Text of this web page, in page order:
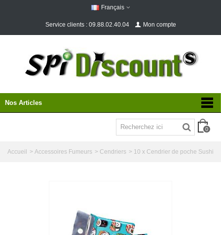
Français
Service clients : 09.88.02.40.04 Mon compte
Nos Articles
0
Accueil > Accessoires Fumeurs > Cendriers > 10 x Cendrier de poche Sushi